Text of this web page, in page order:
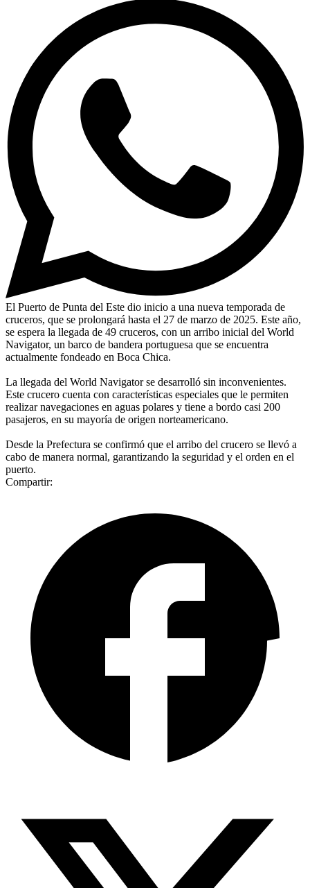
El Puerto de Punta del Este dio inicio a una nueva temporada de
cruceros, que se prolongará hasta el 27 de marzo de 2025. Este año,
se espera la llegada de 49 cruceros, con un arribo inicial del World
Navigator, un barco de bandera portuguesa que se encuentra
actualmente fondeado en Boca Chica.
La llegada del World Navigator se desarrolló sin inconvenientes.
Este crucero cuenta con características especiales que le permiten
realizar navegaciones en aguas polares y tiene a bordo casi 200
pasajeros, en su mayoría de origen norteamericano.
Desde la Prefectura se confirmó que el arribo del crucero se llevó a
cabo de manera normal, garantizando la seguridad y el orden en el
puerto.
Compartir: